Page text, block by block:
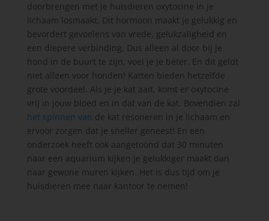
doorbrengen met je huisdieren oxytocine in je
lichaam losmaakt. Dit hormoon maakt je gelukkig en
bevordert gevoelens van vrede, gelukzaligheid en
een diepere verbinding. Dus alleen al door bij je
hond in de buurt te zijn, voel je je beter. En dit geldt
niet alleen voor honden! Katten bieden hetzelfde
grote voordeel. Als je je kat aait, komt er oxytocine
vrij in jouw bloed en in dat van de kat. Bovendien zal
het spinnen van de kat resoneren in je lichaam en
ervoor zorgen dat je sneller geneest! En een
onderzoek heeft ook aangetoond dat 30 minuten
naar een aquarium kijken je gelukkiger maakt dan
naar gewone muren kijken. Het is dus tijd om je
huisdieren mee naar kantoor te nemen!